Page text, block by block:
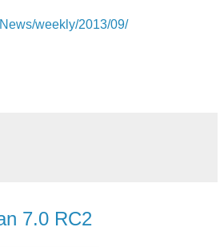
weekly/2013/09/
7.0 RC2